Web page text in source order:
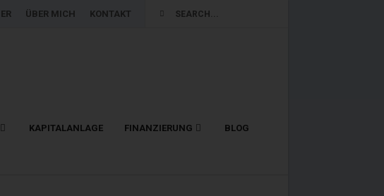
ÜBER MICH KONTAKT
KAPITALANLAGE FINANZIERUNG BLOG